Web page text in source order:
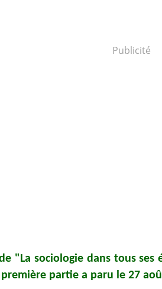
Publicité
"La sociologie dans tous ses
partie a paru le 27